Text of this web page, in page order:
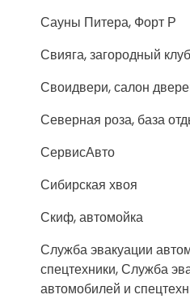
Сауны Питера, Форт Р
Свияга, загородный клуб
Своидвери, салон
Северная роза, база
СервисАвто
Сибирская хвоя
Скиф, автомойка
Служба эвакуации
спецтехники, Служба
автомобилей и